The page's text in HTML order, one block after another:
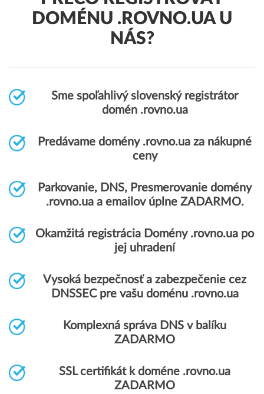
DOMÉNU .ROVNO.UA U
NÁS?
Sme spoľahlivý slovenský registrátor
domén .rovno.ua
Predávame domény .rovno.ua za nákupné
ceny
Parkovanie, DNS, Presmerovanie domény
.rovno.ua a emailov úplne ZADARMO.
Okamžitá registrácia Domény .rovno.ua po
jej uhradení
Vysoká bezpečnosť a zabezpečenie cez
DNSSEC pre vašu doménu .rovno.ua
Komplexná správa DNS v balíku
ZADARMO
SSL certifikát k doméne .rovno.ua
ZADARMO